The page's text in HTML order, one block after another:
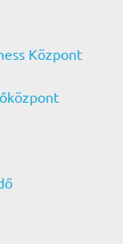
Központ